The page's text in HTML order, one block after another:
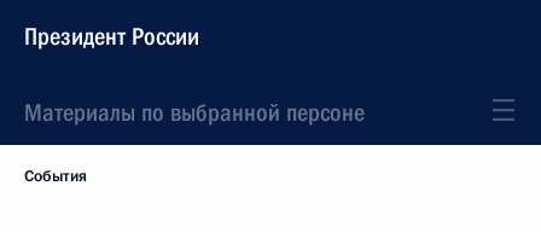
Президент России
Материалы по выбранной персоне
События